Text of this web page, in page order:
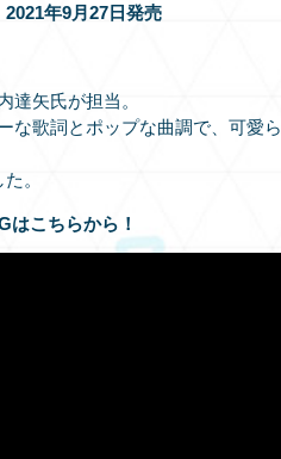
2021年9月27日発売
達矢氏が担当。
な歌詞とポップな曲調で、可愛
。
こちらから！